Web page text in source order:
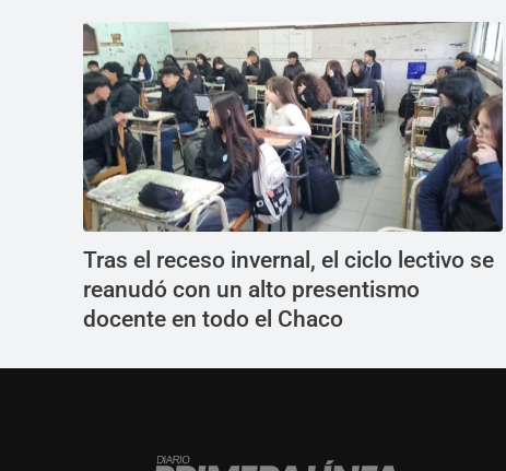
Tras el receso invernal, el ciclo lectivo se
reanudó con un alto presentismo
docente en todo el Chaco